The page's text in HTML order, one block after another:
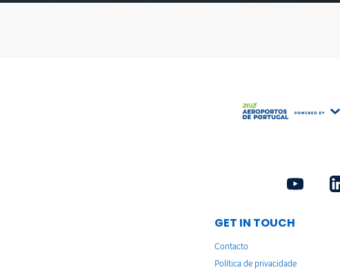
GET IN TOUCH
Contacto
Política de privacidade